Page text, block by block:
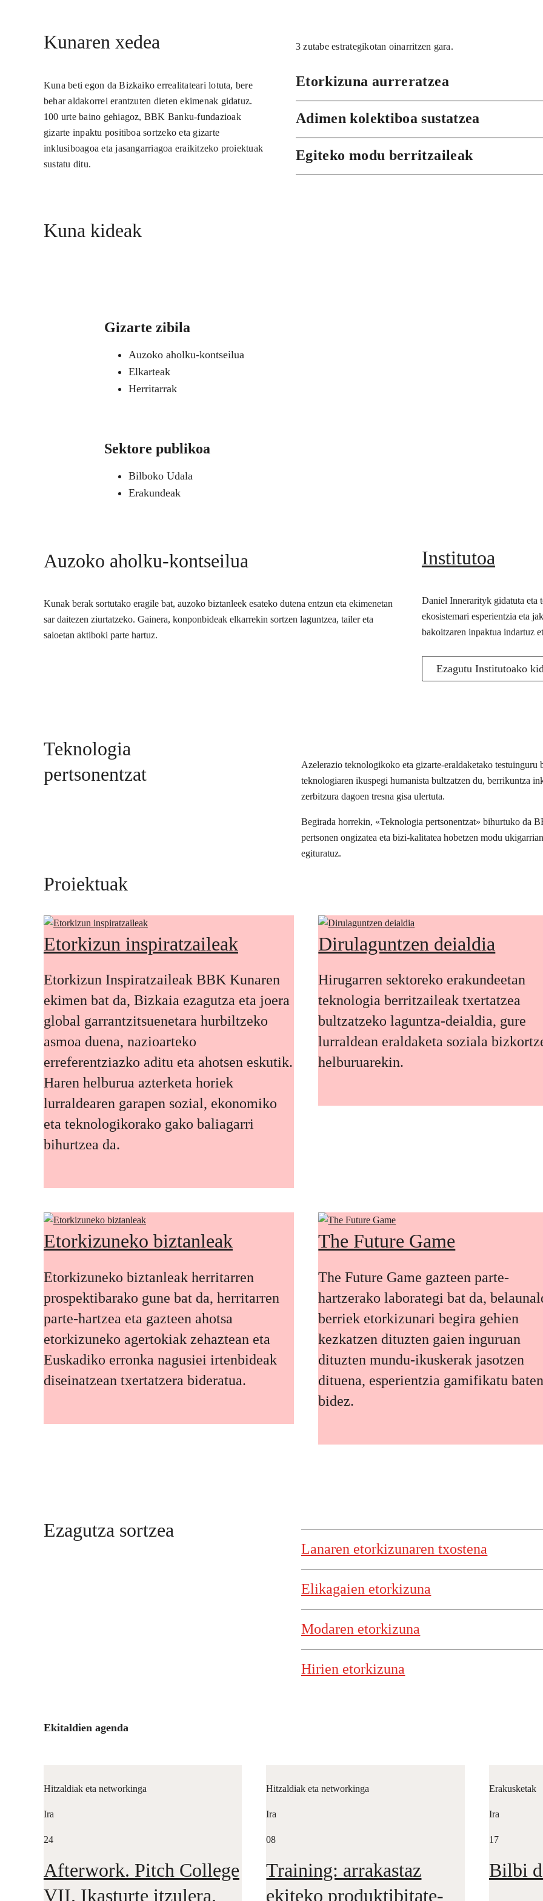
Kunaren xedea
Kuna beti egon da Bizkaiko errealitateari lotuta, bere
behar aldakorrei erantzuten dieten ekimenak gidatuz.
100 urte baino gehiagoz, BBK Banku-fundazioak
gizarte inpaktu positiboa sortzeko eta gizarte
inklusiboagoa eta jasangarriagoa eraikitzeko proiektuak
sustatu ditu.
3 zutabe estrategikotan oinarritzen gara.
Etorkizuna aurreratzea
Adimen kolektiboa sustatzea
Egiteko modu berritzaileak
Kuna kideak
Gizarte zibila
Auzoko aholku-kontseilua
Elkarteak
Herritarrak
Sektore publikoa
Bilboko Udala
Erakundeak
Auzoko aholku-kontseilua
Kunak berak sortutako eragile bat, auzoko biztanleek esateko dutena entzun eta ekimenetan
sar daitezen ziurtatzeko. Gainera, konponbideak elkarrekin sortzen laguntzea, tailer eta
saioetan aktiboki parte hartuz.
Institutoa
Daniel Innerarityk gidatuta eta
ekosistemari esperientzia eta
bakoitzaren inpaktua indartuz
Ezagutu Institutoako
Teknologia
pertsonentzat
Azelerazio teknologikoko eta gizarte-eraldaketako
teknologiaren ikuspegi humanista bultzatzen du, berrikuntza
zerbitzura dagoen tresna gisa ulertuta.
Begirada horrekin, «Teknologia pertsonentzat» bihurtuko da
pertsonen ongizatea eta bizi-kalitatea hobetzen modu
egituratuz.
Proiektuak
Etorkizun inspiratzaileak
Etorkizun Inspiratzaileak BBK Kunaren
ekimen bat da, Bizkaia ezagutza eta joera
global garrantzitsuenetara hurbiltzeko
asmoa duena, nazioarteko
erreferentziazko aditu eta ahotsen eskutik.
Haren helburua azterketa horiek
lurraldearen garapen sozial, ekonomiko
eta teknologikorako gako baliagarri
bihurtzea da.
Dirulaguntzen deialdia
Hirugarren sektoreko erakundeetan
teknologia berritzaileak txertatzea
bultzatzeko laguntza-deialdia, gure
lurraldean eraldaketa soziala
helburuarekin.
Etorkizuneko biztanleak
Etorkizuneko biztanleak herritarren
prospektibarako gune bat da, herritarren
parte-hartzea eta gazteen ahotsa
etorkizuneko agertokiak zehaztean eta
Euskadiko erronka nagusiei irtenbideak
diseinatzean txertatzera bideratua.
The Future Game
The Future Game gazteen parte-
hartzerako laborategi bat da,
berriek etorkizunari begira gehien
kezkatzen dituzten gaien inguruan
dituzten mundu-ikuskerak jasotzen
dituena, esperientzia gamifikatu
bidez.
Ezagutza sortzea
Lanaren etorkizunaren txostena
Elikagaien etorkizuna
Modaren etorkizuna
Hirien etorkizuna
Ekitaldien agenda
Hitzaldiak eta networkinga
Ira
24
Afterwork. Pitch College
VII. Ikasturte itzulera.
Hitzaldiak eta networkinga
Ira
08
Training: arrakastaz
ekiteko produktibitate-
Erakusketak
Ira
17
Bilbi